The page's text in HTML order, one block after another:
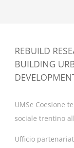
REBUILD
BUILDING
UMSe Coesione
sociale trentino
Ufficio